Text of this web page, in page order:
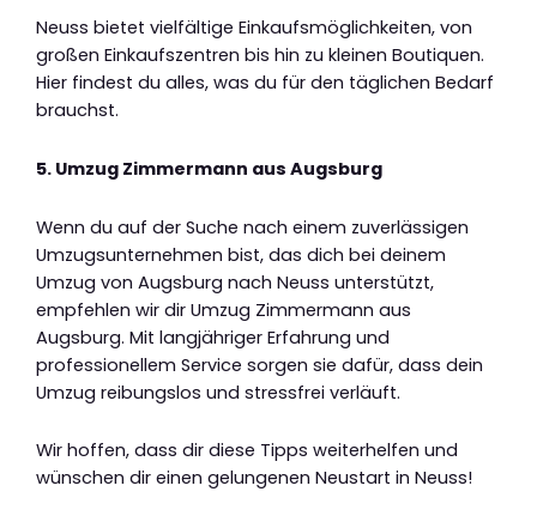
Neuss bietet vielfältige Einkaufsmöglichkeiten, von
großen Einkaufszentren bis hin zu kleinen Boutiquen.
Hier findest du alles, was du für den täglichen Bedarf
brauchst.
5. Umzug Zimmermann aus Augsburg
Wenn du auf der Suche nach einem zuverlässigen
Umzugsunternehmen bist, das dich bei deinem
Umzug von Augsburg nach Neuss unterstützt,
empfehlen wir dir Umzug Zimmermann aus
Augsburg. Mit langjähriger Erfahrung und
professionellem Service sorgen sie dafür, dass dein
Umzug reibungslos und stressfrei verläuft.
Wir hoffen, dass dir diese Tipps weiterhelfen und
wünschen dir einen gelungenen Neustart in Neuss!